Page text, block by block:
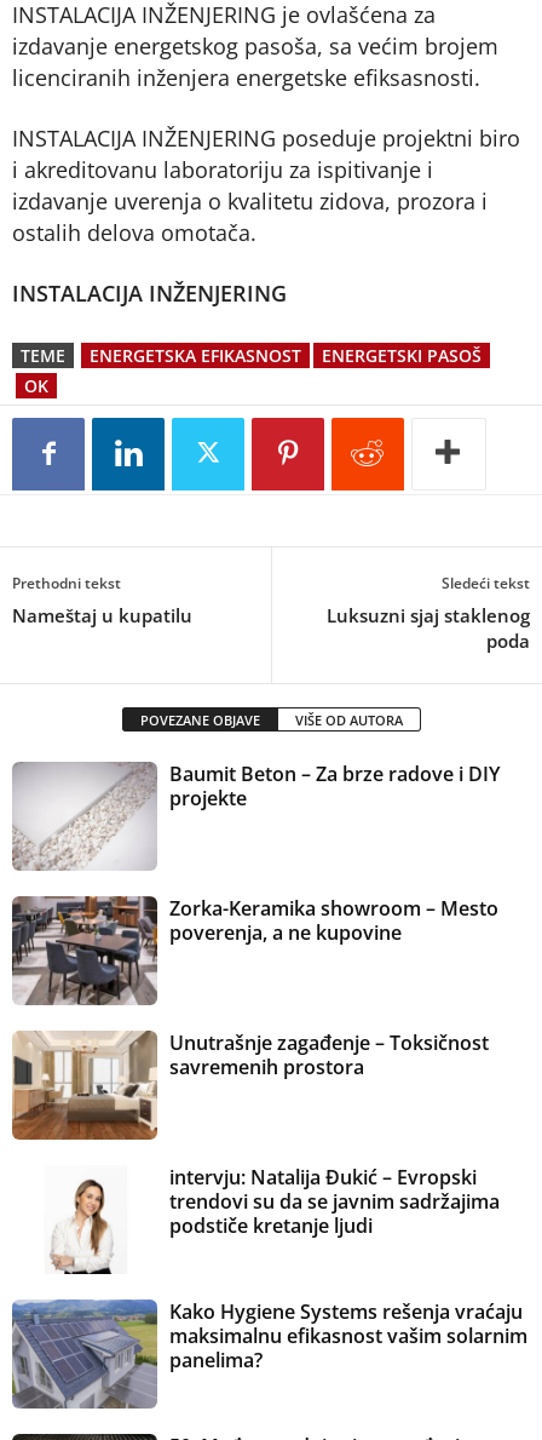
INSTALACIJA INŽENJERING je ovlašćena za
izdavanje energetskog pasoša, sa većim brojem
licenciranih inženjera energetske efiksasnosti.
INSTALACIJA INŽENJERING poseduje projektni biro
i akreditovanu laboratoriju za ispitivanje i
izdavanje uverenja o kvalitetu zidova, prozora i
ostalih delova omotača.
INSTALACIJA INŽENJERING
TEME ENERGETSKA EFIKASNOST
ENERGETSKI PASOŠ
OK
Prethodni tekst
Nameštaj u kupatilu
Sledeći tekst
Luksuzni sjaj staklenog
poda
POVEZANE OBJAVE VIŠE OD AUTORA
Baumit Beton – Za brze radove i DIY
projekte
Zorka-Keramika showroom – Mesto
poverenja, a ne kupovine
Unutrašnje zagađenje – Toksičnost
savremenih prostora
intervju: Natalija Đukić – Evropski
trendovi su da se javnim sadržajima
podstiče kretanje ljudi
Kako Hygiene Systems rešenja vraćaju
maksimalnu efikasnost vašim solarnim
panelima?